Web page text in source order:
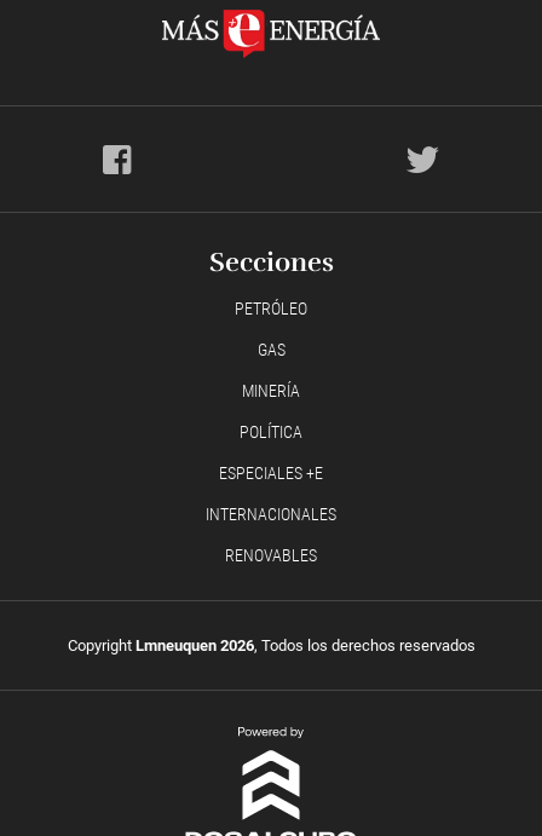
Secciones
PETRÓLEO
GAS
MINERÍA
POLÍTICA
ESPECIALES +E
INTERNACIONALES
RENOVABLES
Copyright Lmneuquen 2026, Todos los derechos reservados